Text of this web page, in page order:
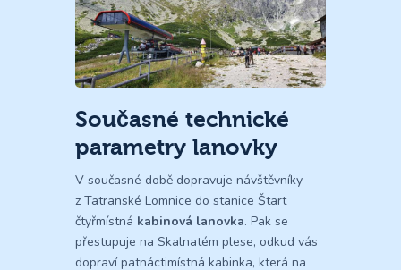
Současné technické
parametry lanovky
V současné době dopravuje návštěvníky
z Tatranské Lomnice do stanice Štart
čtyřmístná kabinová lanovka. Pak se
přestupuje na Skalnatém plese, odkud vás
dopraví patnáctimístná kabinka, která na